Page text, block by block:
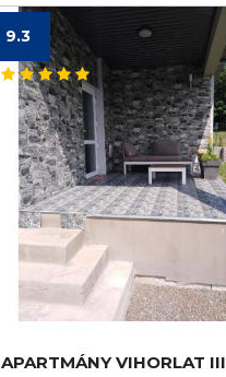
9.3
APARTMÁNY VIHORLAT III